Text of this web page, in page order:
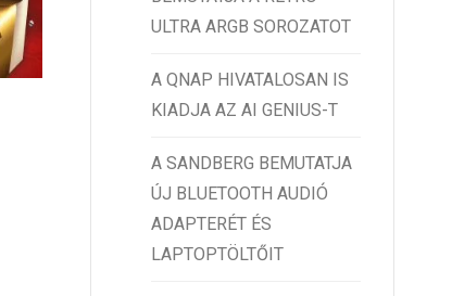
ULTRA ARGB SOROZATOT
A QNAP HIVATALOSAN IS
KIADJA AZ AI GENIUS-T
A SANDBERG BEMUTATJA
ÚJ BLUETOOTH AUDIÓ
ADAPTERÉT ÉS
LAPTOPTÖLTŐIT